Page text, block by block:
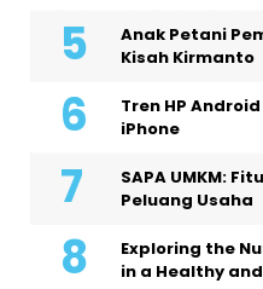
Anak Petani
Kisah Kirmanto
Tren HP
iPhone
SAPA UMKM:
Peluang Usaha
Exploring the
in a Healthy